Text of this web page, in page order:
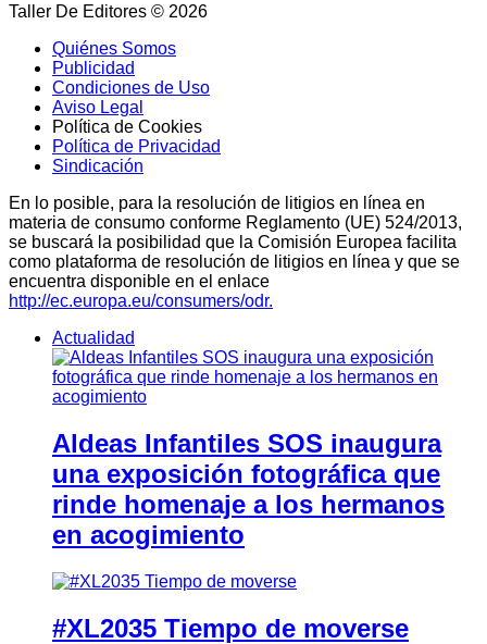
Taller De Editores © 2026
Quiénes Somos
Publicidad
Condiciones de Uso
Aviso Legal
Política de Cookies
Política de Privacidad
Sindicación
En lo posible, para la resolución de litigios en línea en
materia de consumo conforme Reglamento (UE) 524/2013,
se buscará la posibilidad que la Comisión Europea facilita
como plataforma de resolución de litigios en línea y que se
encuentra disponible en el enlace
http://ec.europa.eu/consumers/odr.
Actualidad
Aldeas Infantiles SOS inaugura
una exposición fotográfica que
rinde homenaje a los hermanos
en acogimiento
#XL2035 Tiempo de moverse